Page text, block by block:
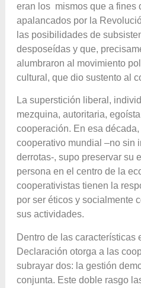
eran los mismos que a fines
apalancados por la
las posibilidades de
desposeídas y que,
alumbraron al movimiento
cultural, que dio sustento al
La superstición liberal,
mezquina, autoritaria,
cooperación. En esa
cooperativo mundial –no sin
derrotas-, supo preservar su
persona en el centro de la
cooperativistas tienen la
por ser éticos y socialmente
sus actividades.
Dentro de las características
Declaración otorga a las
subrayar dos: la gestión
conjunta. Este doble rasgo